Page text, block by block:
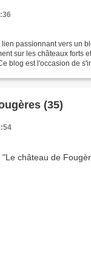
passionnant vers un
sur les châteaux forts
blog est l'occasion de
(35)